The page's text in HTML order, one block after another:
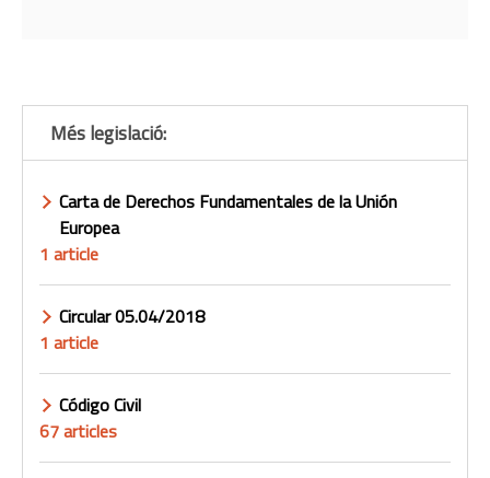
Més legislació:
Carta de Derechos Fundamentales de la Unión
Europea
1 article
Circular 05.04/2018
1 article
Código Civil
67 articles